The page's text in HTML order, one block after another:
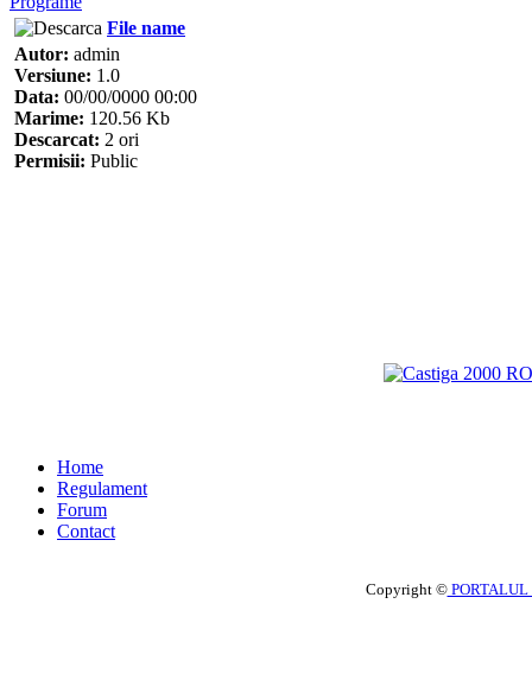
File name
Autor: admin
Versiune: 1.0
Data: 00/00/0000 00:00
Marime: 120.56 Kb
Descarcat: 2 ori
Permisii: Public
Home
Regulament
Forum
Contact
Copyright ©PORTALUL